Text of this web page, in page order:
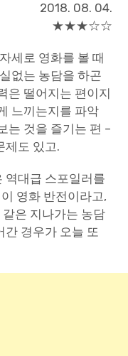
2018. 08. 04.
★★★☆☆
세로 영화를 볼 때
없는 농담을 하곤
은 떨어지는 편이지
느끼는지를 파악
는 것을 즐기는 편 –
제도 있고.
역대급 스포일러를
영화 반전이라고,
은 지나가는 농담
간 경우가 오늘 또